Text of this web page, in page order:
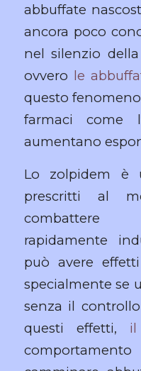
abbuffate
ancora poco
nel silenzio
ovvero le
questo
farmaci come
aumentano
Lo zolpidem è
prescritti al
combattere
rapidamente
può avere
specialmente se
senza il
questi effetti, il